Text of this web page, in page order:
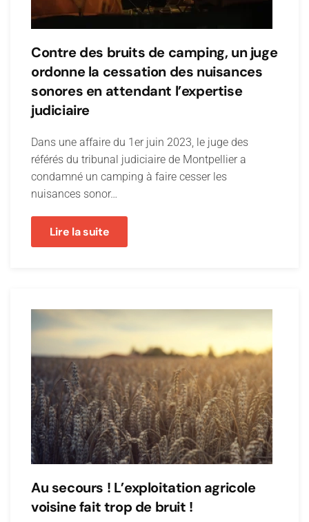
Contre des bruits de camping, un juge
ordonne la cessation des nuisances
sonores en attendant l’expertise
judiciaire
Dans une affaire du 1er juin 2023, le juge des
référés du tribunal judiciaire de Montpellier a
condamné un camping à faire cesser les
nuisances sonor…
Lire la suite
Au secours ! L’exploitation agricole
voisine fait trop de bruit !